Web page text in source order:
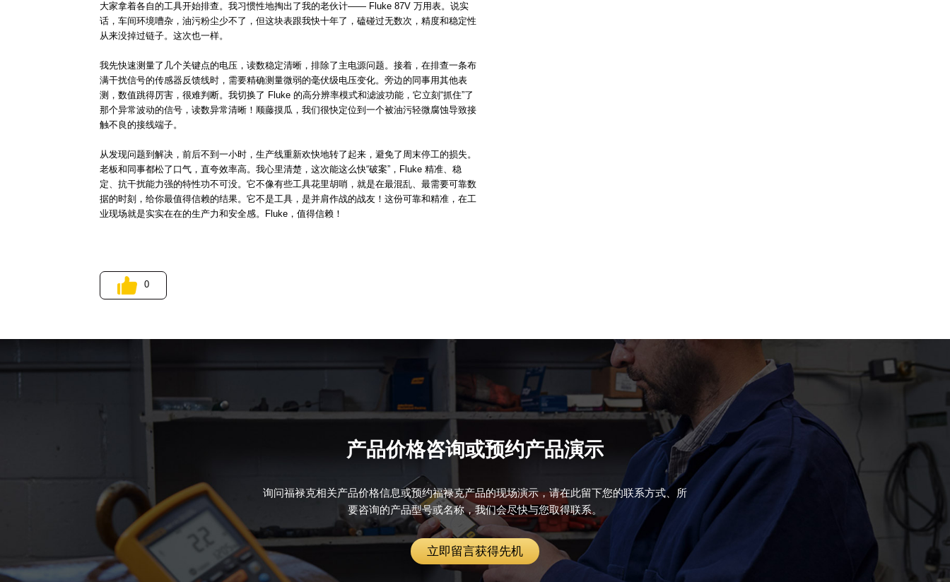
大家拿着各自的工具开始排查。我习惯性地掏出了我的老伙计—— Fluke 87V 万用表。说实
话，车间环境嘈杂，油污粉尘少不了，但这块表跟我快十年了，磕碰过无数次，精度和稳定性
从来没掉过链子。这次也一样。
我先快速测量了几个关键点的电压，读数稳定清晰，排除了主电源问题。接着，在排查一条布
满干扰信号的传感器反馈线时，需要精确测量微弱的毫伏级电压变化。旁边的同事用其他表
测，数值跳得厉害，很难判断。我切换了 Fluke 的高分辨率模式和滤波功能，它立刻“抓住”了
那个异常波动的信号，读数异常清晰！顺藤摸瓜，我们很快定位到一个被油污轻微腐蚀导致接
触不良的接线端子。
从发现问题到解决，前后不到一小时，生产线重新欢快地转了起来，避免了周末停工的损失。
老板和同事都松了口气，直夸效率高。我心里清楚，这次能这么快“破案”，Fluke 精准、稳
定、抗干扰能力强的特性功不可没。它不像有些工具花里胡哨，就是在最混乱、最需要可靠数
据的时刻，给你最值得信赖的结果。它不是工具，是并肩作战的战友！这份可靠和精准，在工
业现场就是实实在在的生产力和安全感。Fluke，值得信赖！
0
产品价格咨询或预约产品演示
询问福禄克相关产品价格信息或预约福禄克产品的现场演示，请在此留下您的联系方式、所
要咨询的产品型号或名称，我们会尽快与您取得联系。
立即留言获得先机